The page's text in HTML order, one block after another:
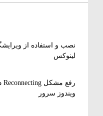
لینوکس
ویندوز سرور